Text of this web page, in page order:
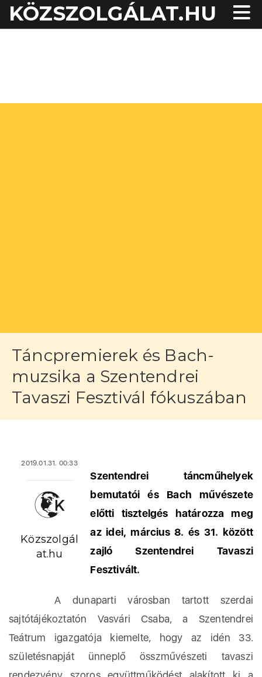
KÖZSZOLGÁLAT.HU
Táncpremierek és Bach-
muzsika a Szentendrei
Tavaszi Fesztivál fókuszában
2019.01.31. 00:33
Közszolgál
at.hu
Szentendrei táncműhelyek
bemutatói és Bach művészete
előtti tisztelgés határozza meg
az idei, március 8. és 31. között
zajló Szentendrei Tavaszi
Fesztivált.
A dunaparti városban tartott szerdai
sajtótájékoztatón Vasvári Csaba, a Szentendrei
Teátrum igazgatója kiemelte, hogy az idén 33.
születésnapját ünneplő összművészeti tavaszi